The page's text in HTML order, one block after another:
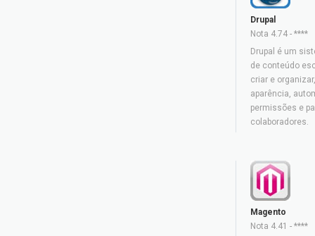
Drupal
Nota 4.74 - ****
Drupal é um
de conteúdo
criar e
aparência,
permissões e
colaboradores.
Magento
Nota 4.41 - ****